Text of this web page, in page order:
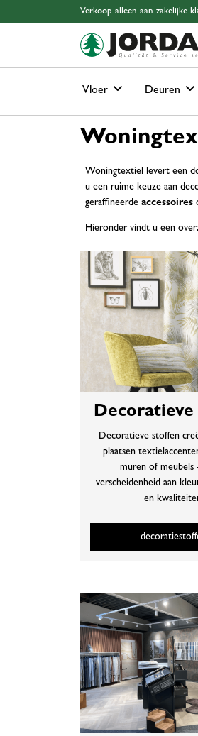
Skip to main content Skip to page header Skip
Verkoop alleen aan zakelijke
Vloer Deuren
Woningtextiel levert een
u een ruime keuze aan
geraffineerde accessoires
Hieronder vindt u een
Decoratieve
Decoratieve stoffen
plaatsen
muren of meubels
verscheidenheid aan
en